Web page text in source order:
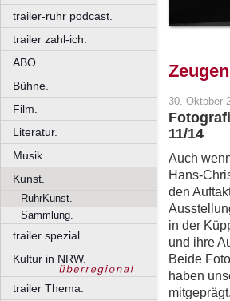
trailer-ruhr podcast.
trailer zahl-ich.
ABO.
Bühne.
Film.
Literatur.
Musik.
Kunst.
RuhrKunst.
Sammlung.
trailer spezial.
Kultur in NRW.
trailer Thema.
30. Oktober
11/14
Auch
Hans-
den
in der
und ihre
Beide
haben